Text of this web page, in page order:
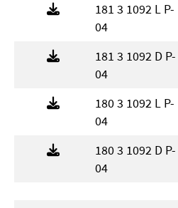
181 3 1092 L P-
04
181 3 1092 D P-
04
180 3 1092 L P-
04
180 3 1092 D P-
04